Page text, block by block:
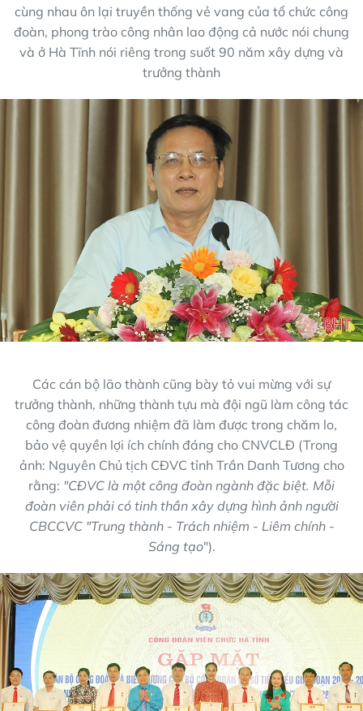
cùng nhau ôn lại truyền thống vẻ vang của tổ chức công
đoàn, phong trào công nhân lao động cả nước nói chung
và ở Hà Tĩnh nói riêng trong suốt 90 năm xây dựng và
trưởng thành
Các cán bộ lão thành cũng bày tỏ vui mừng với sự
trưởng thành, những thành tựu mà đội ngũ làm công tác
công đoàn đương nhiệm đã làm được trong chăm lo,
bảo vệ quyền lợi ích chính đáng cho CNVCLĐ (Trong
ảnh: Nguyên Chủ tịch CĐVC tỉnh Trần Danh Tương cho
rằng: "CĐVC là một công đoàn ngành đặc biệt. Mỗi
đoàn viên phải có tinh thần xây dựng hình ảnh người
CBCCVC "Trung thành - Trách nhiệm - Liêm chính -
Sáng tạo").